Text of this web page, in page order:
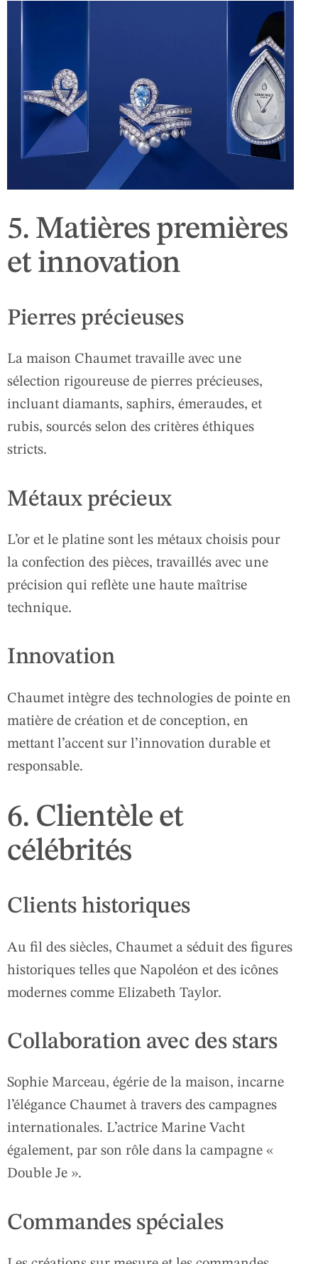
5. Matières premières
et innovation
Pierres précieuses
La maison Chaumet travaille avec une
sélection rigoureuse de pierres précieuses,
incluant diamants, saphirs, émeraudes, et
rubis, sourcés selon des critères éthiques
stricts.
Métaux précieux
L’or et le platine sont les métaux choisis pour
la confection des pièces, travaillés avec une
précision qui reflète une haute maîtrise
technique.
Innovation
Chaumet intègre des technologies de pointe en
matière de création et de conception, en
mettant l’accent sur l’innovation durable et
responsable.
6. Clientèle et
célébrités
Clients historiques
Au fil des siècles, Chaumet a séduit des figures
historiques telles que Napoléon et des icônes
modernes comme Elizabeth Taylor.
Collaboration avec des stars
Sophie Marceau, égérie de la maison, incarne
l’élégance Chaumet à travers des campagnes
internationales. L’actrice Marine Vacht
également, par son rôle dans la campagne «
Double Je ».
Commandes spéciales